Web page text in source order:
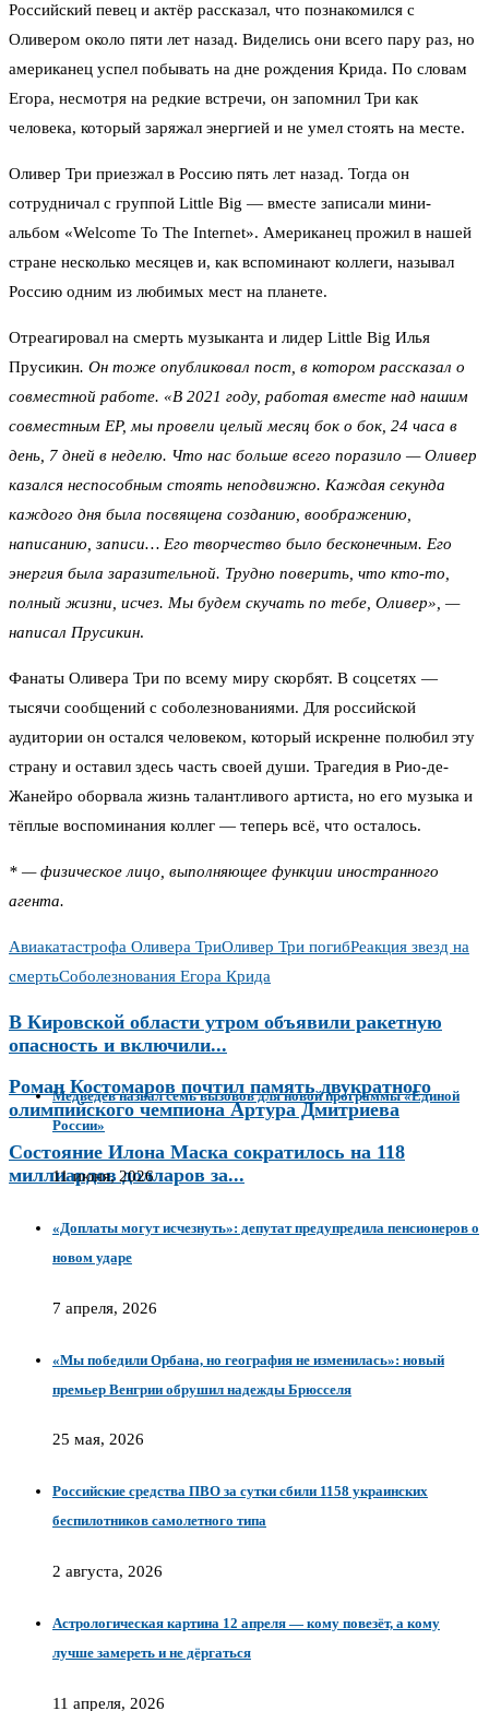
Российский певец и актёр рассказал, что познакомился с
Оливером около пяти лет назад. Виделись они всего пару раз, но
американец успел побывать на дне рождения Крида. По словам
Егора, несмотря на редкие встречи, он запомнил Три как
человека, который заряжал энергией и не умел стоять на месте.
Оливер Три приезжал в Россию пять лет назад. Тогда он
сотрудничал с группой Little Big — вместе записали мини-
альбом «Welcome To The Internet». Американец прожил в нашей
стране несколько месяцев и, как вспоминают коллеги, называл
Россию одним из любимых мест на планете.
Отреагировал на смерть музыканта и лидер Little Big Илья
Прусикин. Он тоже опубликовал пост, в котором рассказал о
совместной работе. «В 2021 году, работая вместе над нашим
совместным EP, мы провели целый месяц бок о бок, 24 часа в
день, 7 дней в неделю. Что нас больше всего поразило — Оливер
казался неспособным стоять неподвижно. Каждая секунда
каждого дня была посвящена созданию, воображению,
написанию, записи… Его творчество было бесконечным. Его
энергия была заразительной. Трудно поверить, что кто-то,
полный жизни, исчез. Мы будем скучать по тебе, Оливер», —
написал Прусикин.
Фанаты Оливера Три по всему миру скорбят. В соцсетях —
тысячи сообщений с соболезнованиями. Для российской
аудитории он остался человеком, который искренне полюбил эту
страну и оставил здесь часть своей души. Трагедия в Рио-де-
Жанейро оборвала жизнь талантливого артиста, но его музыка и
тёплые воспоминания коллег — теперь всё, что осталось.
* — физическое лицо, выполняющее функции иностранного
агента.
Авиакатастрофа Оливера ТриОливер Три погибРеакция звезд на
смертьСоболезнования Егора Крида
В Кировской области утром объявили ракетную
опасность и включили...
Роман Костомаров почтил память двукратного
олимпийского чемпиона Артура Дмитриева
Состояние Илона Маска сократилось на 118
миллиардов долларов за...
Медведев назвал семь вызовов для новой программы «Единой
России»
11 июня, 2026
«Доплаты могут исчезнуть»: депутат предупредила пенсионеров о
новом ударе
7 апреля, 2026
«Мы победили Орбана, но география не изменилась»: новый
премьер Венгрии обрушил надежды Брюсселя
25 мая, 2026
Российские средства ПВО за сутки сбили 1158 украинских
беспилотников самолетного типа
2 августа, 2026
Астрологическая картина 12 апреля — кому повезёт, а кому
лучше замереть и не дёргаться
11 апреля, 2026